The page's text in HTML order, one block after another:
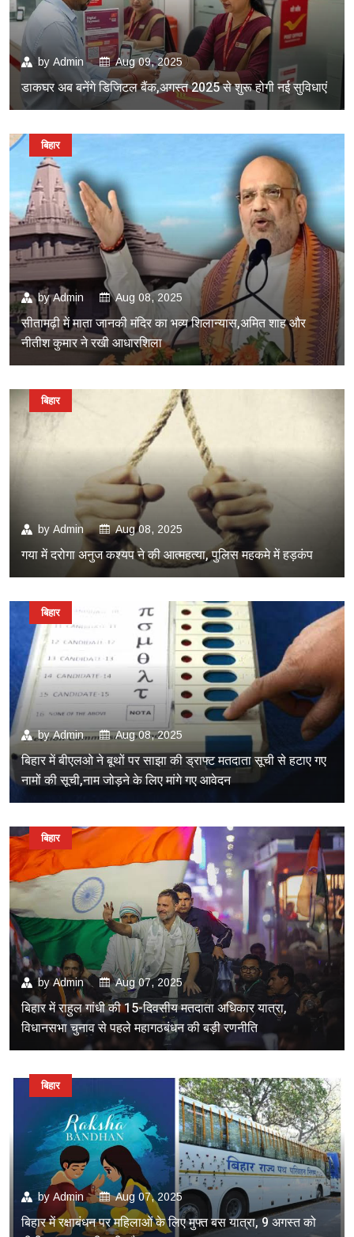
by Admin Aug 09, 2025
डाकघर अब बनेंगे डिजिटल बैंक,अगस्त 2025 से शुरू होगी नई सुविधाएं
byAdmin Aug 08, 2025
सीतामढ़ी में माता जानकी मंदिर का भव्य शिलान्यास,अमित शाह और
नीतीश कुमार ने रखी आधारशिला
बिहार
by Admin Aug 08, 2025
गया में दरोगा अनुज कश्यप ने की आत्महत्या, पुलिस महकमे में हड़कंप
बिहार
byAdmin Aug 08, 2025
बिहार में बीएलओ ने बूथों पर साझा की ड्राफ्ट मतदाता सूची से हटाए गए
नामों की सूची,नाम जोड़ने के लिए मांगे गए आवेदन
बिहार
byAdmin Aug 07, 2025
बिहार में राहुल गांधी की 15-दिवसीय मतदाता अधिकार यात्रा,
विधानसभा चुनाव से पहले महागठबंधन की बड़ी रणनीति
बिहार
by Admin Aug 07, 2025
बिहार में रक्षाबंधन पर महिलाओं के लिए मुफ्त बस यात्रा, 9 अगस्त को
बिहार